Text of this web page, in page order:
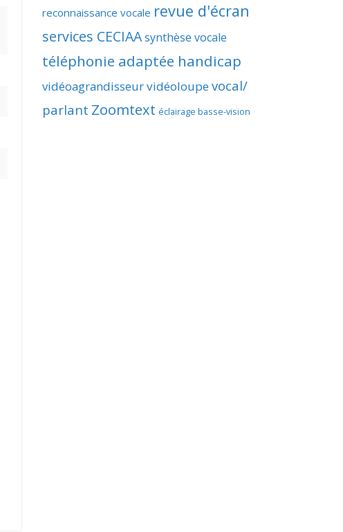
reconnaissance vocale revue d'écran
services CECIAAsynthèse vocale
téléphonie adaptée handicap
vidéoagrandisseurvidéoloupevocal/
parlant Zoomtext éclairage basse-vision